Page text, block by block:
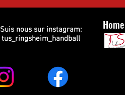
Suis nous sur instagram:
tus_ringsheim_handball
Home